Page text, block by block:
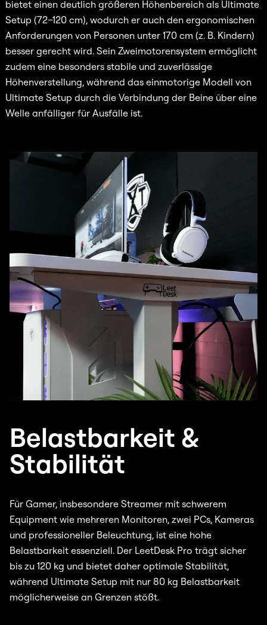
bietet einen deutlich größeren Höhenbereich als Ultimate
Setup (72–120 cm), wodurch er auch den ergonomischen
Anforderungen von Personen unter 170 cm (z. B. Kindern)
besser gerecht wird. Sein Zweimotorensystem ermöglicht
zudem eine besonders stabile und zuverlässige
Höhenverstellung, während das einmotorige Modell von
Ultimate Setup durch die Verbindung der Beine über eine
Welle anfälliger für Ausfälle ist.
Belastbarkeit &
Stabilität
Für Gamer, insbesondere Streamer mit schwerem
Equipment wie mehreren Monitoren, zwei PCs, Kameras
und professioneller Beleuchtung, ist eine hohe
Belastbarkeit essenziell. Der LeetDesk Pro trägt sicher
bis zu 120 kg und bietet daher optimale Stabilität,
während Ultimate Setup mit nur 80 kg Belastbarkeit
möglicherweise an Grenzen stößt.